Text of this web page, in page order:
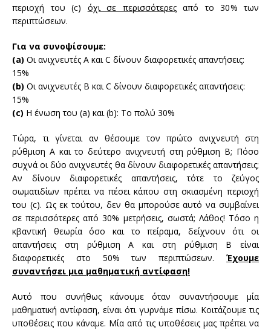
περιοχή του (c) όχι σε περισσότερες από το 30% των
περιπτώσεων.
Για να συνοψίσουμε:
(a) Οι ανιχνευτές Α και C δίνουν διαφορετικές απαντήσεις:
15%
(b) Οι ανιχνευτές Β και C δίνουν διαφορετικές απαντήσεις:
15%
(c) Η ένωση του (a) και (b): Το πολύ 30%
Τώρα, τι γίνεται αν θέσουμε τον πρώτο ανιχνευτή στη
ρύθμιση Α και το δεύτερο ανιχνευτή στη ρύθμιση Β; Πόσο
συχνά οι δύο ανιχνευτές θα δίνουν διαφορετικές απαντήσεις;
Αν
δίνουν διαφορετικές απαντήσεις, τότε
το ζεύγος
σωματιδίων πρέπει να πέσει κάπου στη σκιασμένη περιοχή
του (c). Ως εκ τούτου, δεν θα μπορούσεαυτόνα συμβαίνει
σεπερισσότερες από 30% μετρήσεις, σωστά; Λάθος! Τόσο η
κβαντική
θεωρία όσο και το πείραμα, δείχνουν
ότι οι
απαντήσεις στη ρύθμιση
Α και στη ρύθμιση Β
είναι
διαφορετικές
στο 50% των περιπτώσεων.
Έχουμε
συναντήσει μια μαθηματική αντίφαση!
Αυτό που συνήθως κάνουμε όταν συναντήσουμε
μία
μαθηματική αντίφαση, είναι ότι γυρνάμε πίσω. Κοιτάζουμε τις
υποθέσεις που κάναμε. Μία από τις υποθέσεις μας πρέπει να